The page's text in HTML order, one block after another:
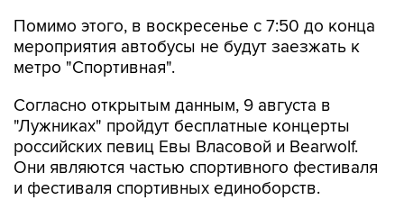
Помимо этого, в воскресенье с 7:50 до конца
мероприятия автобусы не будут заезжать к
метро "Спортивная".
Согласно открытым данным, 9 августа в
"Лужниках" пройдут бесплатные концерты
российских певиц Евы Власовой и Bearwolf.
Они являются частью спортивного фестиваля
и фестиваля спортивных единоборств.